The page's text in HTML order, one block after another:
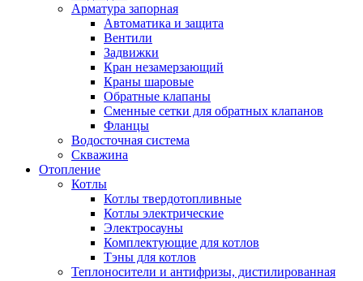
Арматура запорная
Автоматика и защита
Вентили
Задвижки
Кран незамерзающий
Краны шаровые
Обратные клапаны
Сменные сетки для обратных клапанов
Фланцы
Водосточная система
Скважина
Отопление
Котлы
Котлы твердотопливные
Котлы электрические
Электросауны
Комплектующие для котлов
Тэны для котлов
Теплоносители и антифризы, дистилированная